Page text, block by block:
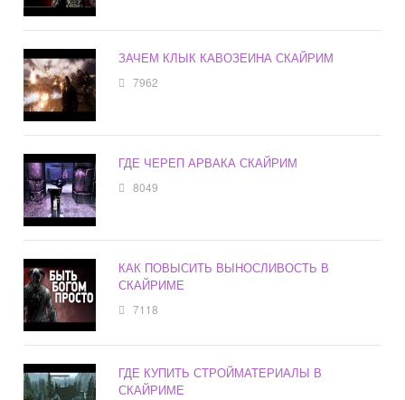
ЗАЧЕМ КЛЫК КАВОЗЕИНА СКАЙРИМ
7962
ГДЕ ЧЕРЕП АРВАКА СКАЙРИМ
8049
КАК ПОВЫСИТЬ ВЫНОСЛИВОСТЬ В
СКАЙРИМЕ
7118
ГДЕ КУПИТЬ СТРОЙМАТЕРИАЛЫ В
СКАЙРИМЕ